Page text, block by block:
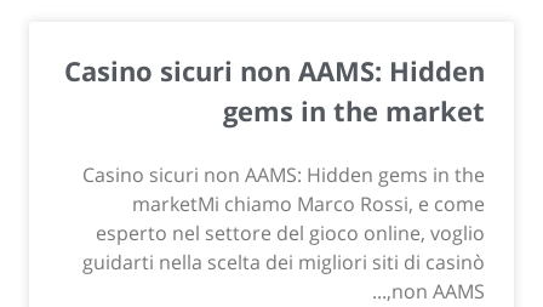
Casino sicuri non AAMS: Hidden
gems in the market
Casino sicuri non AAMS: Hidden gems in the
marketMi chiamo Marco Rossi, e come
esperto nel settore del gioco online, voglio
guidarti nella scelta dei migliori siti di casinò
non AAMS,...